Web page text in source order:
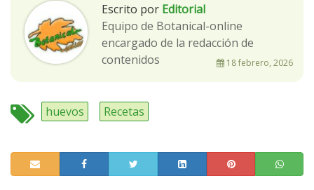
Escrito por Editorial
Equipo de Botanical-online
encargado de la redacción de
contenidos
18 febrero, 2026
huevos Recetas